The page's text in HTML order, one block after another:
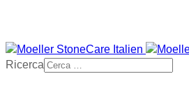
Ricerca